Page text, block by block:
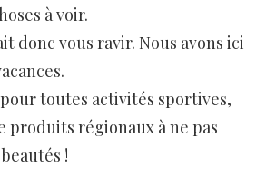
à voir.
donc vous ravir. Nous avons ici
toutes activités sportives,
produits régionaux à ne pas
!